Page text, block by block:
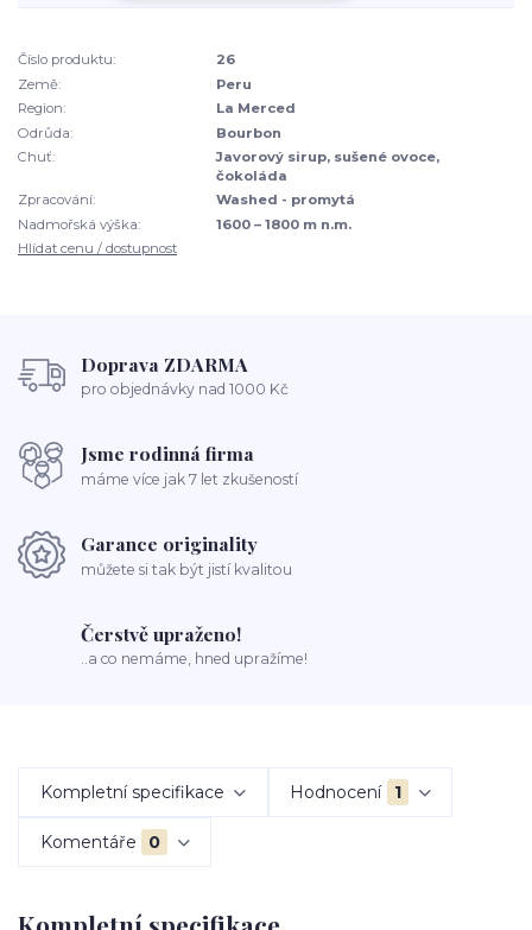
Číslo produktu:
26
Země:
Peru
Region:
La Merced
Odrůda:
Bourbon
Chuť:
Javorový sirup, sušené ovoce,
čokoláda
Zpracování:
Washed - promytá
Nadmořská výška:
1600 – 1800 m n.m.
Hlídat cenu / dostupnost
Doprava ZDARMA
pro objednávky nad 1000 Kč
Jsme rodinná firma
máme více jak 7 let zkušeností
Garance originality
můžete si tak být jistí kvalitou
Čerstvě upraženo!
..a co nemáme, hned upražíme!
Kompletní specifikace Hodnocení 1
Komentáře 0